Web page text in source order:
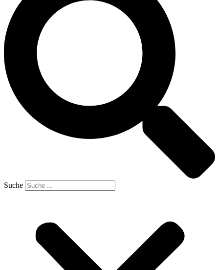
Suche